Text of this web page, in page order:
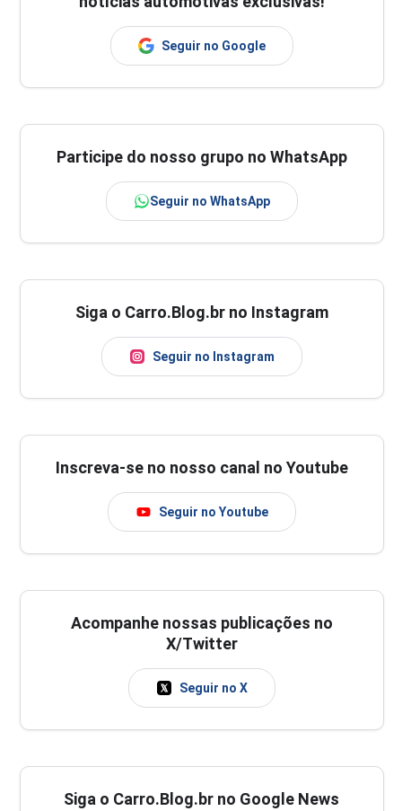
Seguir no Google
Participe do nosso grupo no WhatsApp
Seguir no WhatsApp
Siga o Carro.Blog.br no Instagram
Seguir no Instagram
Inscreva-se no nosso canal no Youtube
Seguir no Youtube
Acompanhe nossas publicações no
X/Twitter
Seguir no X
Siga o Carro.Blog.br no Google News